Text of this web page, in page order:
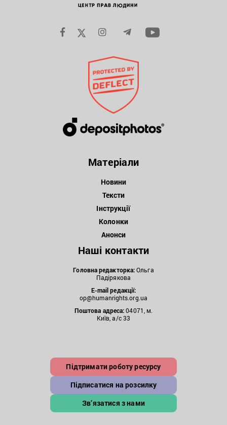
Матеріали
Новини
Тексти
Інструкції
Колонки
Анонси
Наші контакти
Головна редакторка:Ольга
Падірякова
E-mail редакції:
op@humanrights.org.ua
Поштова адреса:04071, м.
Київ, а/с 33
Підтримати роботу ресурсу
Підписатися на розсилку
Зв’язатися з нами